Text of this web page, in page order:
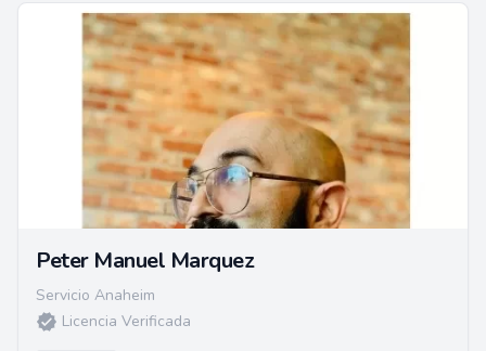
Peter Manuel Marquez
Servicio Anaheim
Licencia Verificada